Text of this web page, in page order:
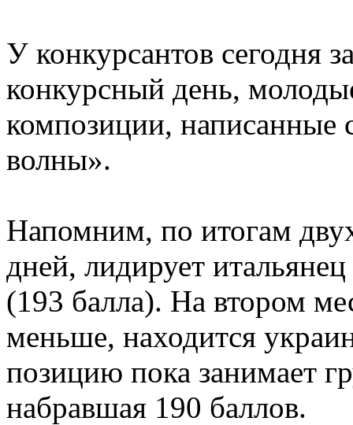
У конкурсантов сегодня
конкурсный день,
композиции, написанные
волны».
Напомним, по итогам
дней, лидирует итальянец
(193 балла). На втором
меньше, находится
позицию пока занимает
набравшая 190 баллов.